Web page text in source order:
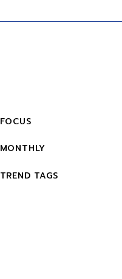
FOCUS
MONTHLY
TREND TAGS